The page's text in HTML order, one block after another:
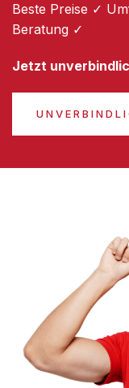
Beste Preise ✓
Beratung ✓
Jetzt